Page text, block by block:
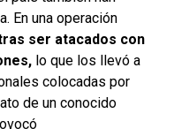
En una operación
ser atacados con
lo que los llevó a
colocadas por
de un conocido